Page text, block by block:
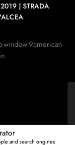
| STRADA
and search engines.